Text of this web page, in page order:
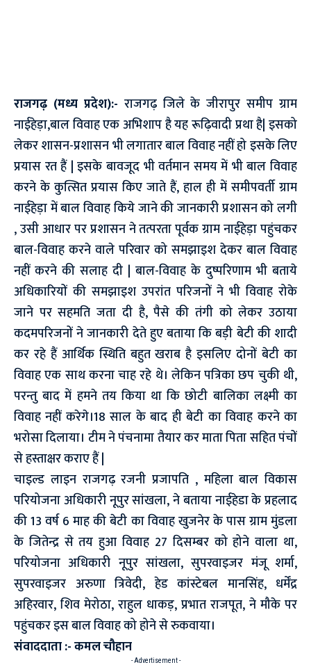
राजगढ़ (मध्य प्रदेश):- राजगढ़ जिले के जीरापुर समीप ग्राम
नाईहेड़ा,बाल विवाह एक अभिशाप है यह रूढ़िवादी प्रथा है| इसको
लेकर शासन-प्रशासन भी लगातार बाल विवाह नहीं हो इसके लिए
प्रयास रत हैं | इसके बावजूद भी वर्तमान समय में भी बाल विवाह
करने के कुत्सित प्रयास किए जाते हैं, हाल ही में समीपवर्ती ग्राम
नाईहेड़ा में बाल विवाह किये जाने की जानकारी प्रशासन को लगी
, उसी आधार पर प्रशासन ने तत्परता पूर्वक ग्राम नाईहेड़ा पहुंचकर
बाल-विवाह करने वाले परिवार को समझाइश देकर बाल विवाह
नहीं करने की सलाह दी | बाल-विवाह के दुष्परिणाम भी बताये
अधिकारियों की समझाइश उपरांत परिजनों ने भी विवाह रोके
जाने पर सहमति जता दी है, पैसे की तंगी को लेकर उठाया
कदमपरिजनों ने जानकारी देते हुए बताया कि बड़ी बेटी की शादी
कर रहे हैं आर्थिक स्थिति बहुत खराब है इसलिए दोनों बेटी का
विवाह एक साथ करना चाह रहे थे। लेकिन पत्रिका छप चुकी थी,
परन्तु बाद में हमने तय किया था कि छोटी बालिका लक्ष्मी का
विवाह नहीं करेगे।18 साल के बाद ही बेटी का विवाह करने का
भरोसा दिलाया। टीम ने पंचनामा तैयार कर माता पिता सहित पंचों
से हस्ताक्षर कराए हैं |
चाइल्ड लाइन राजगढ़ रजनी प्रजापति , महिला बाल विकास
परियोजना अधिकारी नूपुर सांखला, ने बताया नाईहेडा के प्रहलाद
की 13 वर्ष 6 माह की बेटी का विवाह खुजनेर के पास ग्राम मुंडला
के जितेन्द्र से तय हुआ विवाह 27 दिसम्बर को होने वाला था,
परियोजना अधिकारी नूपुर सांखला, सुपरवाइजर मंजू शर्मा,
सुपरवाइजर अरुणा त्रिवेदी, हेड कांस्टेबल मानसिंह, धर्मेंद्र
अहिरवार, शिव मेरोठा, राहुल धाकड़, प्रभात राजपूत, ने मौके पर
पहुंचकर इस बाल विवाह को होने से रुकवाया।
संवाददाता :- कमल चौहान
- Advertisement -